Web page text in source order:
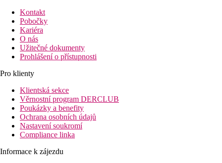
Kontakt
Pobočky
Kariéra
O nás
Užitečné dokumenty
Prohlášení o přístupnosti
Pro klienty
Klientská sekce
Věrnostní program DERCLUB
Poukázky a benefity
Ochrana osobních údajů
Nastavení soukromí
Compliance linka
Informace k zájezdu